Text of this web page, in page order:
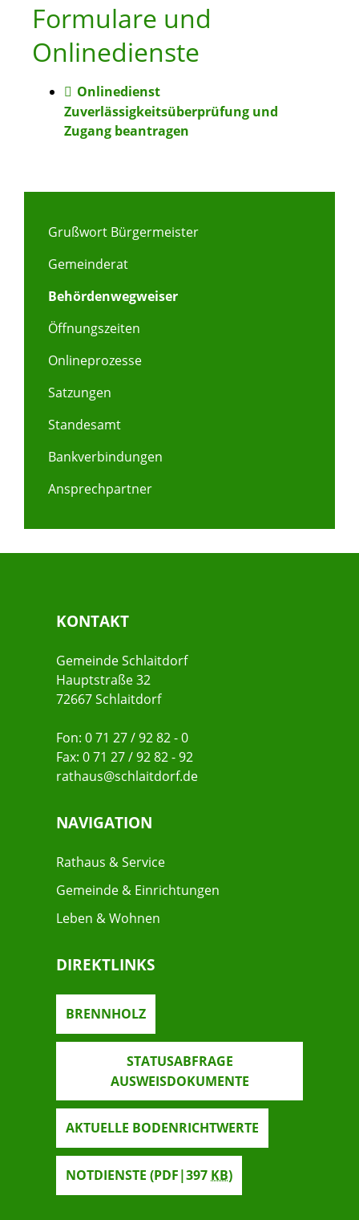
Formulare und
Onlinedienste
Onlinedienst
Zuverlässigkeitsüberprüfung und
Zugang beantragen
Grußwort Bürgermeister
Gemeinderat
Behördenwegweiser
Öffnungszeiten
Onlineprozesse
Satzungen
Standesamt
Bankverbindungen
Ansprechpartner
KONTAKT
Gemeinde Schlaitdorf
Hauptstraße 32
72667 Schlaitdorf
Fon: 0 71 27 / 92 82 - 0
Fax: 0 71 27 / 92 82 - 92
rathaus@schlaitdorf.de
NAVIGATION
Rathaus & Service
Gemeinde & Einrichtungen
Leben & Wohnen
DIREKTLINKS
BRENNHOLZ
STATUSABFRAGE
AUSWEISDOKUMENTE
AKTUELLE BODENRICHTWERTE
NOTDIENSTE (PDF|397 KB)